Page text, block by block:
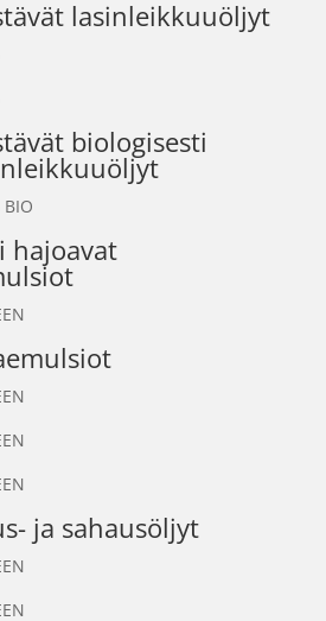
lasinleikkuuöljyt
biologisesti
BIO
hajoavat
ja sahausöljyt